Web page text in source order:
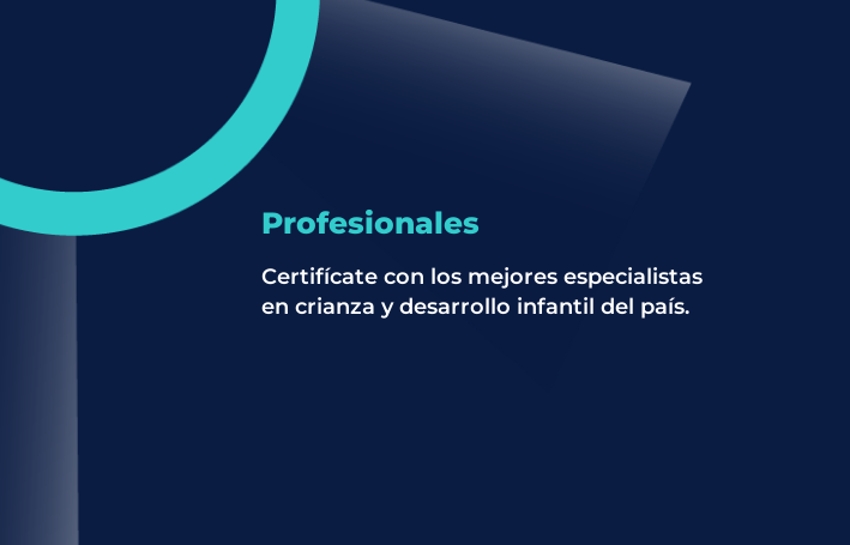
Profesionales
Certifícate con los mejores especialistas
en crianza y desarrollo infantil del país.